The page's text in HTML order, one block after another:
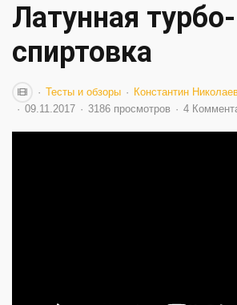
Латунная турбо-
спиртовка
Тесты и обзоры
Константин
09.11.2017
3186 просмотров 4